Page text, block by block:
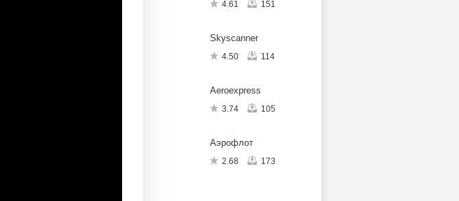
4.61 151
Skyscanner
4.50 114
Aeroexpress
3.74 105
Аэрофлот
2.68 173